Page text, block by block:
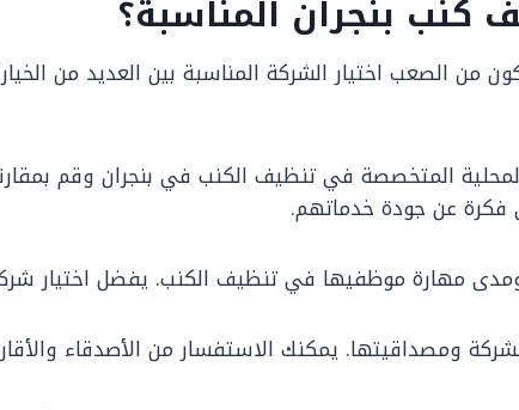
كنب بنجران المناسبة؟
من الصعب اختيار الشركة المناسبة بين العديد من
المتخصصة في تنظيف الكنب في بنجران وقم
فكرة عن جودة خدماتهم.
مهارة موظفيها في تنظيف الكنب. يفضل اختيار
ومصداقيتها. يمكنك الاستفسار من الأصدقاء